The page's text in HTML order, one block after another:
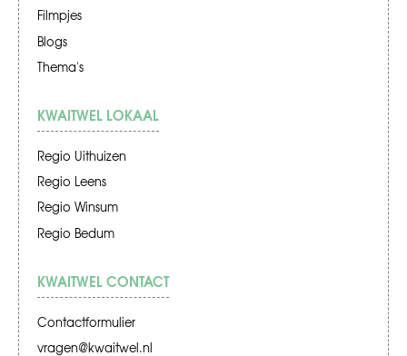
Filmpjes
Blogs
Thema's
KWAITWEL LOKAAL
Regio Uithuizen
Regio Leens
Regio Winsum
Regio Bedum
KWAITWEL CONTACT
Contactformulier
vragen@kwaitwel.nl